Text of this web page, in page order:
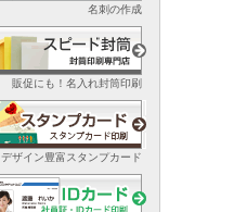
名刺の作成
販促にも！名入れ封筒印刷
デザイン豊富スタンプカード